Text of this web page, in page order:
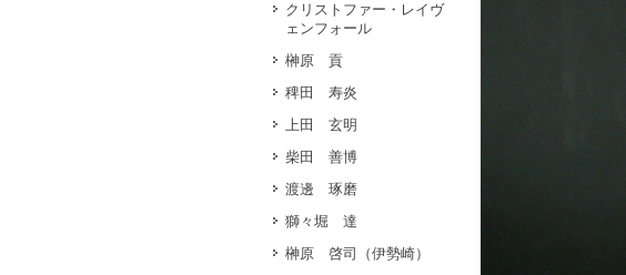
クリストファー・レイヴ
ェンフォール
榊原 貢
稗田 寿炎
上田 玄明
柴田 善博
渡邊 琢磨
獅々堀 達
榊原 啓司（伊勢崎）